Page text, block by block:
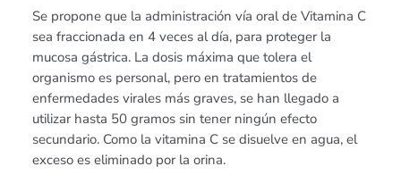
Se propone que la administración vía oral de Vitamina C
sea fraccionada en 4 veces al día, para proteger la
mucosa gástrica. La dosis máxima que tolera el
organismo es personal, pero en tratamientos de
enfermedades virales más graves, se han llegado a
utilizar hasta 50 gramos sin tener ningún efecto
secundario. Como la vitamina C se disuelve en agua, el
exceso es eliminado por la orina.